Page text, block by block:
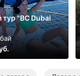
"BC Dubai